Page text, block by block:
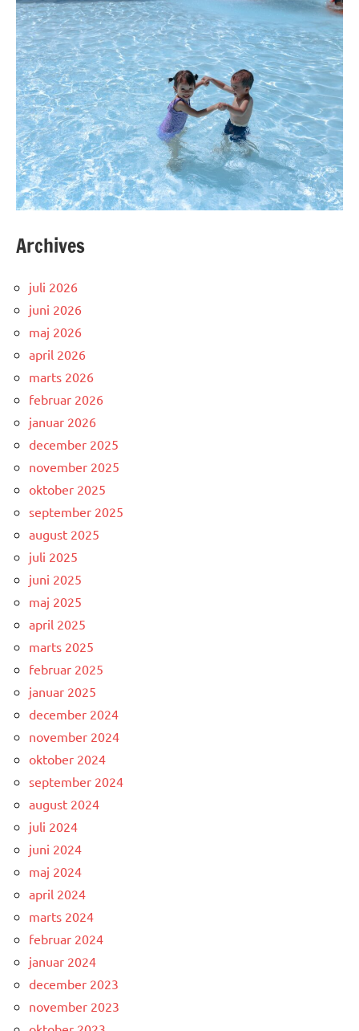
Archives
juli 2026
juni 2026
maj 2026
april 2026
marts 2026
februar 2026
januar 2026
december 2025
november 2025
oktober 2025
september 2025
august 2025
juli 2025
juni 2025
maj 2025
april 2025
marts 2025
februar 2025
januar 2025
december 2024
november 2024
oktober 2024
september 2024
august 2024
juli 2024
juni 2024
maj 2024
april 2024
marts 2024
februar 2024
januar 2024
december 2023
november 2023